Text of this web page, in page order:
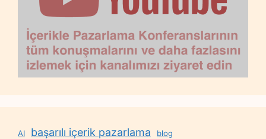
AI başarılı içerik pazarlama blog